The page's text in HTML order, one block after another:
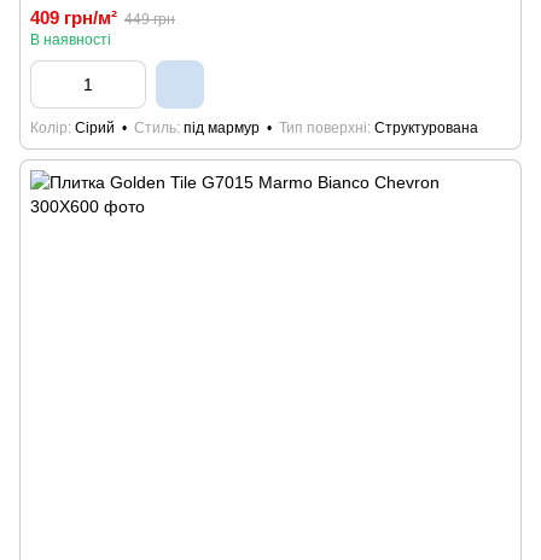
409 грн/м² 449 грн
В наявності
Колір Сірий Стиль під мармур Тип поверхні Структурована